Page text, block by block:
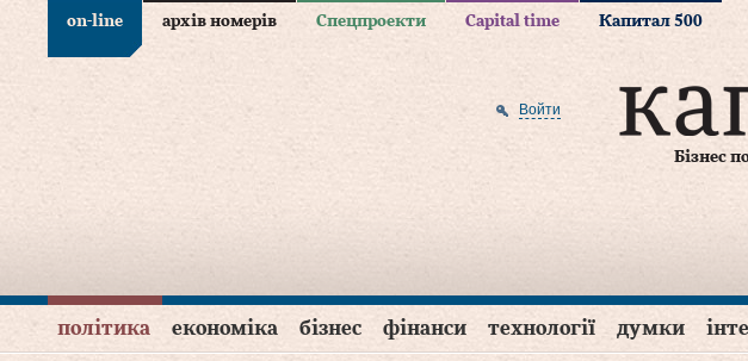
on-line архів номерів Спецпроекти Capital time Капитал 500
Бізнес
Войти
політика економіка бізнес фінанси технології думки